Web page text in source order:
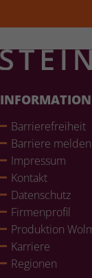
Bar­rie­re­frei­heit
Barriere melden
Impressum
Kontakt
Daten­schutz
Fir­men­pro­fil
Pro­duk­tion
Karriere
Regionen